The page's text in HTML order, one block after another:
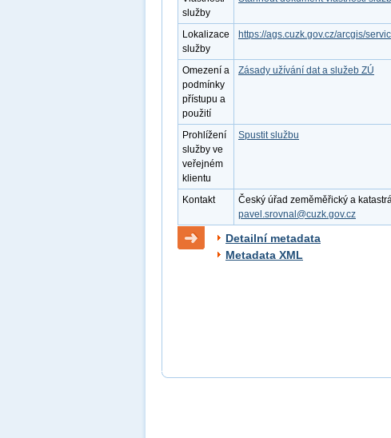
služby
Lokalizace
služby
https://ags.cuzk.gov.cz/arcgis/
Omezení a
podmínky
přístupu a
použití
Zásady užívání dat a služeb ZÚ
Prohlížení
služby ve
veřejném
klientu
Spustit službu
Kontakt
Český úřad zeměměřický a
pavel.srovnal@cuzk.gov.cz
Detailní metadata
Metadata XML